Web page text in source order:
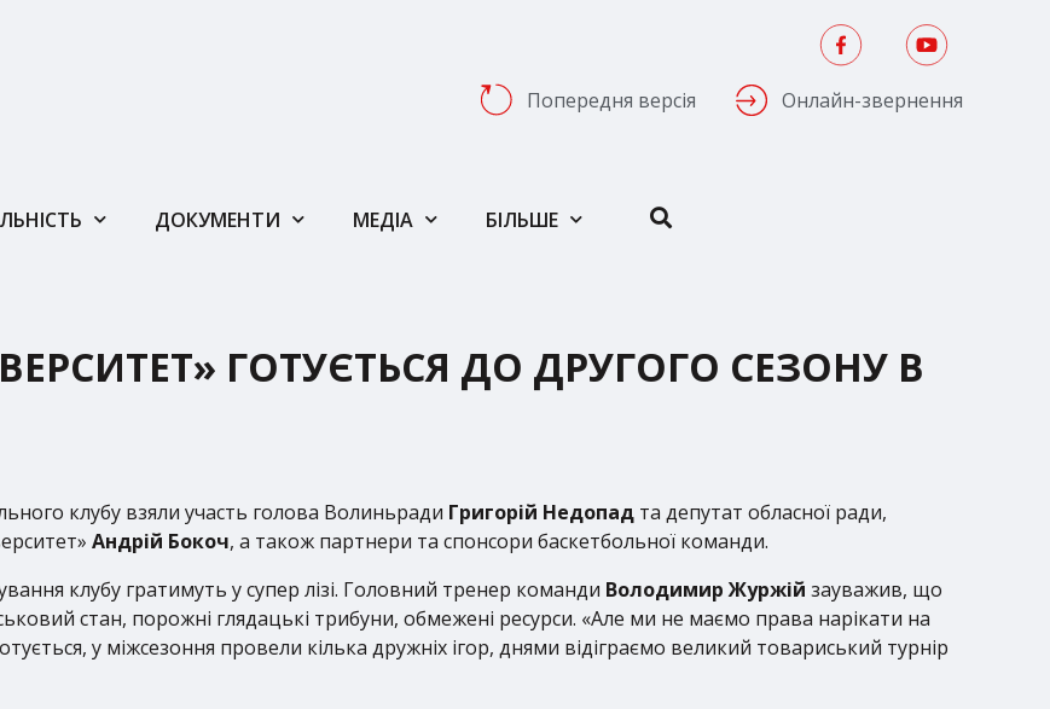
Попередня версія Онлайн-звернення
ДОКУМЕНТИ МЕДІА БІЛЬШЕ
ГОТУЄТЬСЯ ДО ДРУГОГО СЕЗОНУ В
клубу взяли участь голова Волиньради Григорій Недопад та депутат обласної ради,
Андрій Бокоч, а також партнери та спонсори баскетбольної команди.
клубу гратимуть у супер лізі. Головний тренер команди Володимир Журжій зауважив, що
стан, порожні глядацькі трибуни, обмежені ресурси. «Але ми не маємо права нарікати на
у міжсезоння провели кілька дружніх ігор, днями відіграємо великий товариський турнір